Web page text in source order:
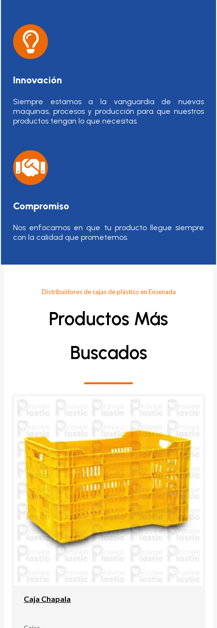
Innovación
Siempre estamos a la vanguardia de nuevas
maquinas, procesos y producción para que nuestros
productos tengan lo que necesitas.
Compromiso
Nos enfocamos en que tu producto llegue siempre
con la calidad que prometemos.
Distribuidores de cajas de plástico en Ensenada
Productos Más
Buscados
Caja Chapala